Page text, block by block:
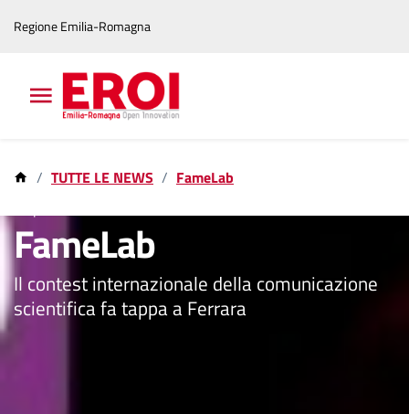
Regione Emilia-Romagna
TUTTE LE NEWS
FameLab
FameLab
Il contest internazionale della comunicazione
scientifica fa tappa a Ferrara